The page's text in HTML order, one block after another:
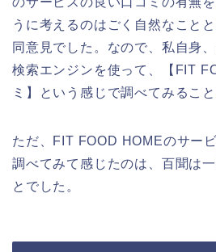
うに考えるのはごく自然なこと
同意見でした。なので、私自身
検索エンジンを使って、【FIT
ミ】という感じで調べてみるこ
ただ、FIT FOOD HOMEのサー
調べてみて感じたのは、百聞は
とでした。